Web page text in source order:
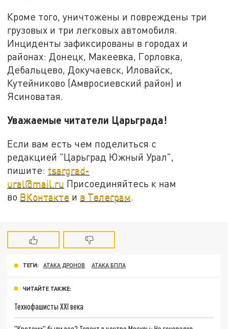
Кроме того, уничтожены и повреждены три
грузовых и три легковых автомобиля.
Инциденты зафиксированы в городах и
районах: Донецк, Макеевка, Горловка,
Дебальцево, Докучаевск, Иловайск,
Кутейниково (Амвросиевский район) и
Ясиноватая.
Уважаемые читатели Царьграда!
Если вам есть чем поделиться с
редакцией "Царьград Южный Урал",
пишите: tsargrad-
ural@mail.ru Присоединяйтесь к нам
во ВКонтакте и в Телеграм.
ТЕГИ: АТАКА ДРОНОВ АТАКА БПЛА
ЧИТАЙТЕ ТАКЖЕ:
Технофашисты XXI века